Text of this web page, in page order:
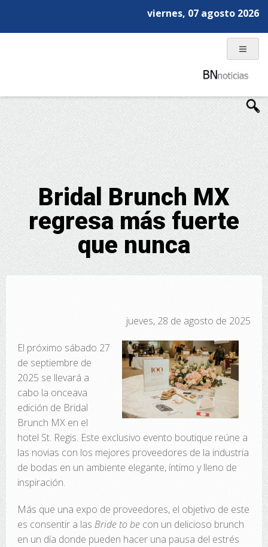
viernes, 07 agosto 2026
Bridal Brunch MX
regresa más fuerte
que nunca
jueves, 28 de agosto de 2025
El próximo sábado 27
de septiembre de
2025 se llevará a
cabo la onceava
edición de Bridal
Brunch MX en el
hotel St. Regis. Este exclusivo evento boutique reúne a
las novias con los mejores proveedores de la industria
de bodas en un ambiente elegante, íntimo y lleno de
inspiración.
Más que una expo de proveedores, el objetivo de este
es consentir a las Bride to be con un delicioso brunch
en un día donde pueden hacer una pausa del estrés